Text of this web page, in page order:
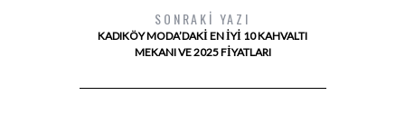
SONRAKI YAZI
KADIKÖY MODA’DAKI EN İYI 10 KAHVALTI
MEKANI VE 2025 FIYATLARI